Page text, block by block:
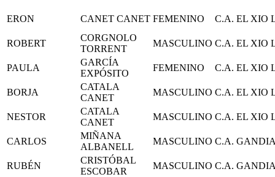
ERON CANET CANET FEMENINO C.A. EL XIO
ROBERT
CORGNOLO
TORRENT
MASCULINO C.A. EL XIO
PAULA
GARCÍA
EXPÓSITO
FEMENINO C.A. EL XIO
BORJA
CATALA
CANET
MASCULINO C.A. EL XIO
NESTOR
CATALA
CANET
MASCULINO C.A. EL XIO
CARLOS
MIÑANA
ALBANELL
MASCULINO C.A.
RUBÉN
CRISTÓBAL
ESCOBAR
MASCULINO C.A.